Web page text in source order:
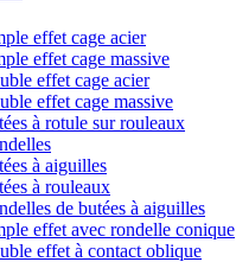
effet cage acier
effet cage massive
effet cage acier
effet cage massive
à rotule sur rouleaux
à aiguilles
à rouleaux
de butées à aiguilles
effet avec rondelle conique
effet à contact oblique